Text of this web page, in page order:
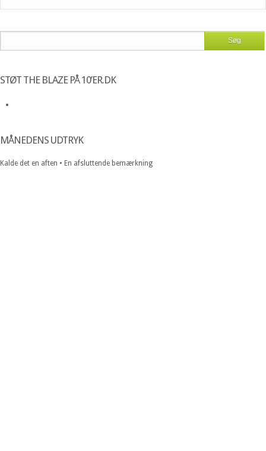
STØT THE BLAZE PÅ 10’ER.DK
MÅNEDENS UDTRYK
Kalde det en aften • En afsluttende bemærkning